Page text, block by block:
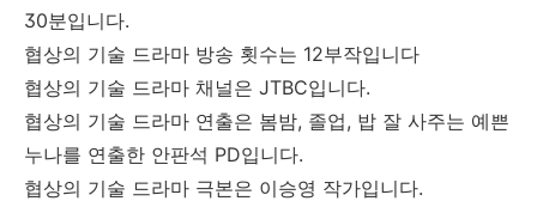
30분입니다.
협상의 기술 드라마 방송 횟수는 12부작입니다
협상의 기술 드라마 채널은 JTBC입니다.
협상의 기술 드라마 연출은 봄밤, 졸업, 밥 잘 사주는 예쁜
누나를 연출한 안판석 PD입니다.
협상의 기술 드라마 극본은 이승영 작가입니다.